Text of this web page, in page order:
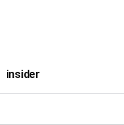
insider